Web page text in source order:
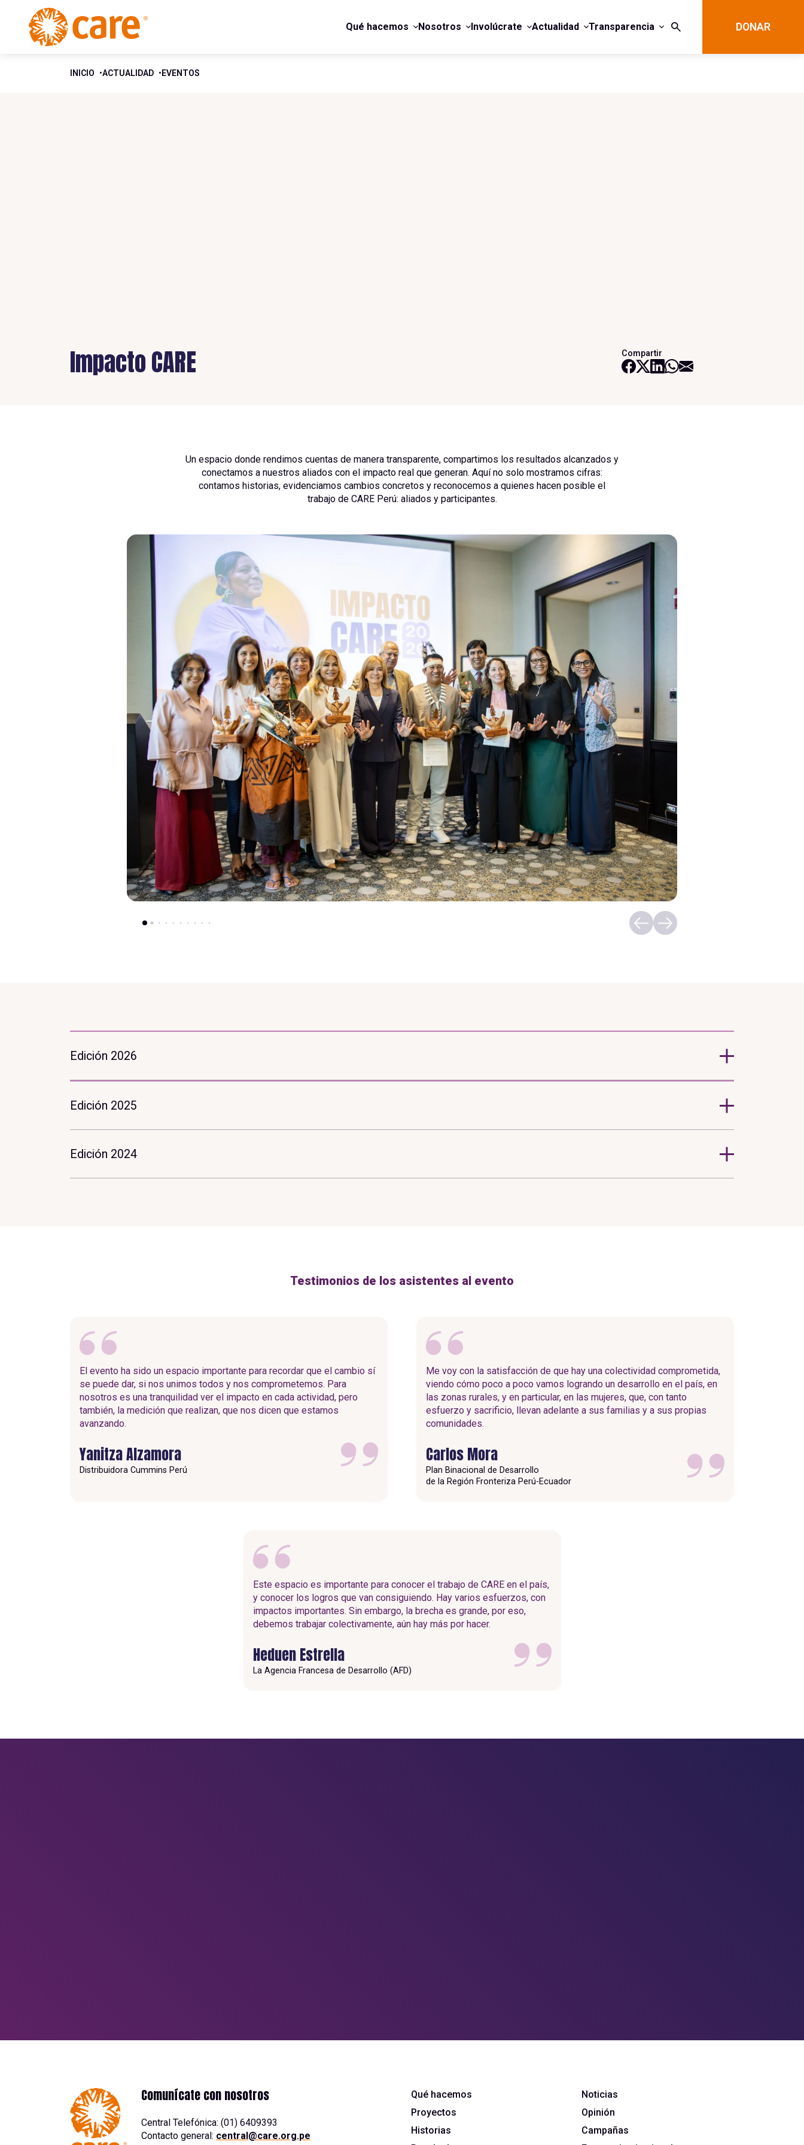
Qué hacemos Nosotros Involúcrate Actualidad Transparencia DONAR
INICIO ACTUALIDAD EVENTOS
Impacto CARE Compartir
Un espacio donde rendimos cuentas de manera transparente, compartimos los resultados alcanzados y
conectamos a nuestros aliados con el impacto real que generan. Aquí no solo mostramos cifras:
contamos historias, evidenciamos cambios concretos y reconocemos a quienes hacen posible el
trabajo de CARE Perú: aliados y participantes.
Edición 2026
Edición 2025
Edición 2024
Testimonios de los asistentes al evento
El evento ha sido un espacio importante para recordar que el cambio sí
se puede dar, si nos unimos todos y nos comprometemos. Para
nosotros es una tranquilidad ver el impacto en cada actividad, pero
también, la medición que realizan, que nos dicen que estamos
avanzando.
Yanitza Alzamora
Distribuidora Cummins Perú
Me voy con la satisfacción de que hay una colectividad comprometida,
viendo cómo poco a poco vamos logrando un desarrollo en el país, en
las zonas rurales, y en particular, en las mujeres, que, con tanto
esfuerzo y sacrificio, llevan adelante a sus familias y a sus propias
comunidades.
Carlos Mora
Plan Binacional de Desarrollo
de la Región Fronteriza Perú-Ecuador
Este espacio es importante para conocer el trabajo de CARE en el país,
y conocer los logros que van consiguiendo. Hay varios esfuerzos, con
impactos importantes. Sin embargo, la brecha es grande, por eso,
debemos trabajar colectivamente, aún hay más por hacer.
Heduen Estrella
La Agencia Francesa de Desarrollo (AFD)
Comunícate con nosotros
Central Telefónica: (01) 6409393
Contacto general: central@care.org.pe
Qué hacemos
Proyectos
Historias
Noticias
Opinión
Campañas